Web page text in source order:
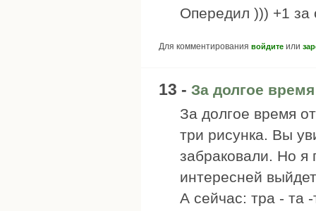
Опередил ))) +1 за
Для комментирования войдите или
13 - За долгое время
За долгое время
три рисунка. Вы
забраковали. Но я
интересней
А сейчас: тра - та